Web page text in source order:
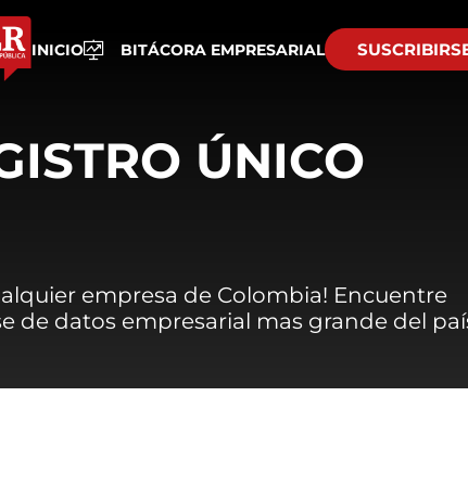
INICIO BITÁCORA EMPRESARIAL
ÚNICO
empresa de Colombia! Encuentre
de datos empresarial mas grande del